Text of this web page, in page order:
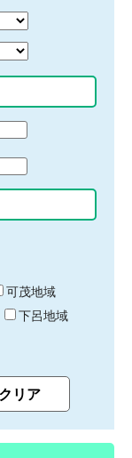
可茂地域
下呂地域